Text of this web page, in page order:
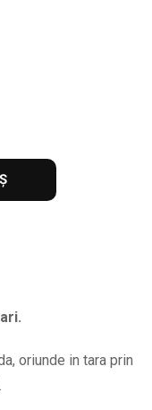
oriunde in tara prin